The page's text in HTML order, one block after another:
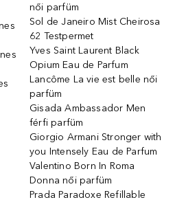
női parfüm
Sol de Janeiro Mist Cheirosa
62 Testpermet
Yves Saint Laurent Black
Opium Eau de Parfum
Lancôme La vie est belle női
parfüm
Gisada Ambassador Men
férfi parfüm
Giorgio Armani Stronger with
you Intensely Eau de Parfum
Valentino Born In Roma
Donna női parfüm
Prada Paradoxe Refillable